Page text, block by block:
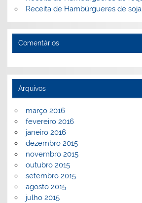
Receita de Hambúrgueres de soja
Comentários
Arquivos
março 2016
fevereiro 2016
janeiro 2016
dezembro 2015
novembro 2015
outubro 2015
setembro 2015
agosto 2015
julho 2015